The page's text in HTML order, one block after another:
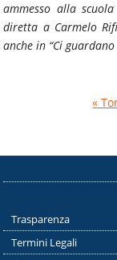
ammesso alla
diretta a Carmelo
anche in “Ci
«
Trasparenza
Termini Legali